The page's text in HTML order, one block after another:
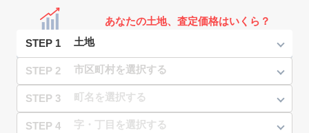
あなたの土地、査定価格はいくら？
STEP 1
STEP 2
STEP 3
STEP 4